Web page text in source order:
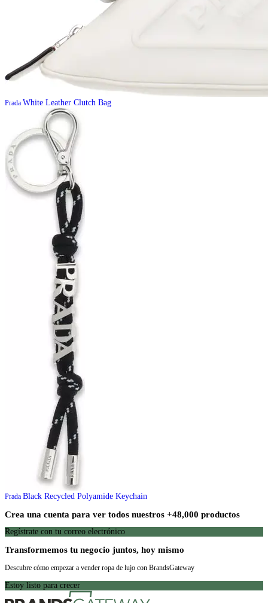
Prada White Leather Clutch Bag
Prada Black Recycled Polyamide Keychain
Crea una cuenta para ver todos nuestros +48,000 productos
Regístrate con tu correo electrónico
Transformemos tu negocio juntos, hoy mismo
Descubre cómo empezar a vender ropa de lujo con BrandsGateway
Estoy listo para crecer